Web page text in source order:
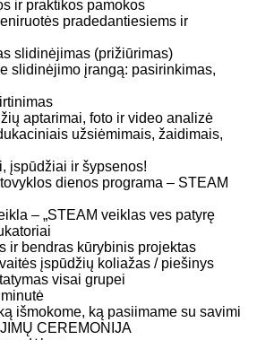
ir praktikos pamokos
pradedantiesiems ir
slidinėjimas (prižiūrimas)
slidinėjimo įrangą: pasirinkimas,
aptarimai, foto ir video analizė
užsiėmimais, žaidimais,
įspūdžiai ir šypsenos!
dienos programa – STEAM
– „STEAM veiklas ves patyrę
ir bendras kūrybinis projektas
įspūdžių koliažas / piešinys
visai grupei
išmokome, ką pasiimame su savimi
CEREMONIJA